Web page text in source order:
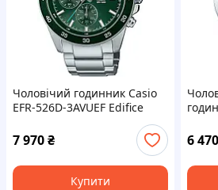
Чоловічий годинник Casio
EFR-526D-3AVUEF Edifice
циферблатом
7 970₴
Купити
6 470